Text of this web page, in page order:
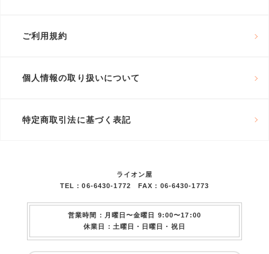
ご利用規約
個人情報の取り扱いについて
特定商取引法に基づく表記
ライオン屋
TEL：06-6430-1772 FAX：06-6430-1773
営業時間：月曜日〜金曜日 9:00〜17:00
休業日：土曜日・日曜日・祝日